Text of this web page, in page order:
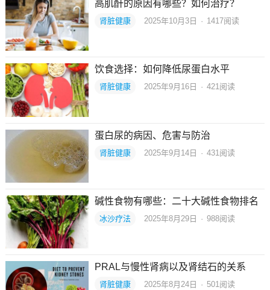
高肌酐的原因有哪些？如何治疗？
肾脏健康 2025年10月3日 · 1417阅读
饮食选择：如何降低尿蛋白水平
肾脏健康 2025年9月16日 · 421阅读
蛋白尿的病因、危害与防治
肾脏健康 2025年9月14日 · 431 阅读
碱性食物有哪些：二十大碱性食物排名
冰沙疗法 2025年8月29日 · 988阅读
PRAL与慢性肾病以及肾结石的关系
肾脏健康 2025年8月24日 · 501阅读